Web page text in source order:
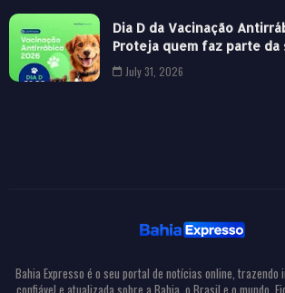
Dia D da Vacinação
Proteja quem faz parte da
July 31, 2026
Bahia Expresso é o seu portal de notícias online, trazendo
confiável e atualizada sobre a Bahia, o Brasil e o mundo.